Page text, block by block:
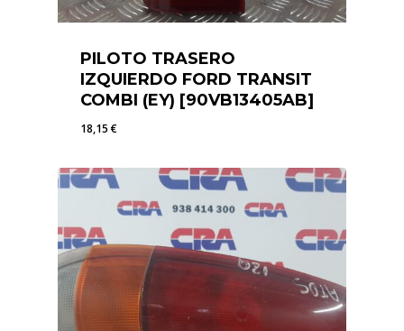
PILOTO TRASERO
IZQUIERDO FORD TRANSIT
COMBI (EY) [90VB13405AB]
18,15€